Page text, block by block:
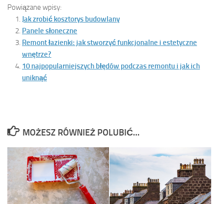
Powiązane wpisy:
Jak zrobić kosztorys budowlany
Panele słoneczne
Remont łazienki: jak stworzyć funkcjonalne i estetyczne
wnętrze?
10 najpopularniejszych błędów podczas remontu i jak ich
uniknąć
MOŻESZ RÓWNIEŻ POLUBIĆ…